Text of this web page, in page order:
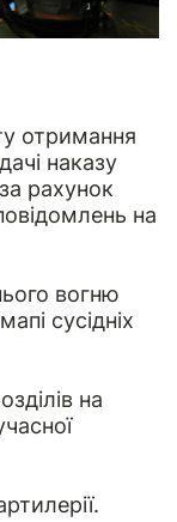
отримання
наказу
рахунок
на
вогню
сусідніх
на